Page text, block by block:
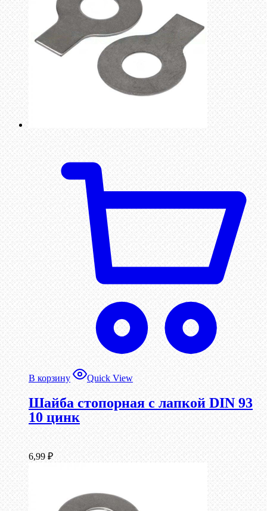
В корзину Quick View
Шайба стопорная с лапкой DIN 93
10 цинк
6,99 ₽